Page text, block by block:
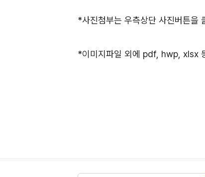
*사진첨부는 우측상단 사진버튼을
*이미지파일 외에 pdf, hwp, xlsx